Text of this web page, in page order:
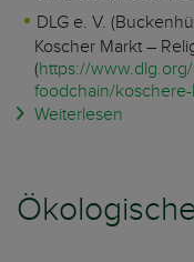
DLG e. V.
Koscher Markt –
(https://
foodchain/
Weiterlesen